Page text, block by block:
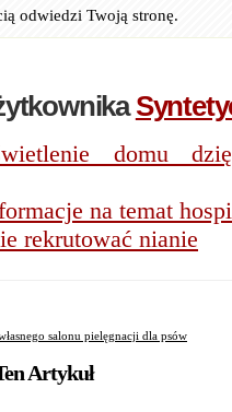
odwiedzi Twoją stronę.
domu
na temat
rekrutować nianie
salonu pielęgnacji dla psów
Artykuł